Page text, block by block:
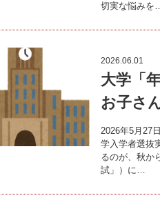
切実な悩みを
2026.06.01
大学「
お子さ
2026年5月27
学入学者選抜
るのが、秋か
試」）に…